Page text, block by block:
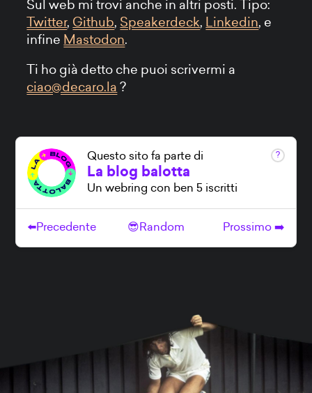
Sul web mi trovi anche in altri posti. Tipo:
Twitter, Github, Speakerdeck, Linkedin, e
infine Mastodon.
Ti ho già detto che puoi scrivermi a
ciao@decaro.la ?